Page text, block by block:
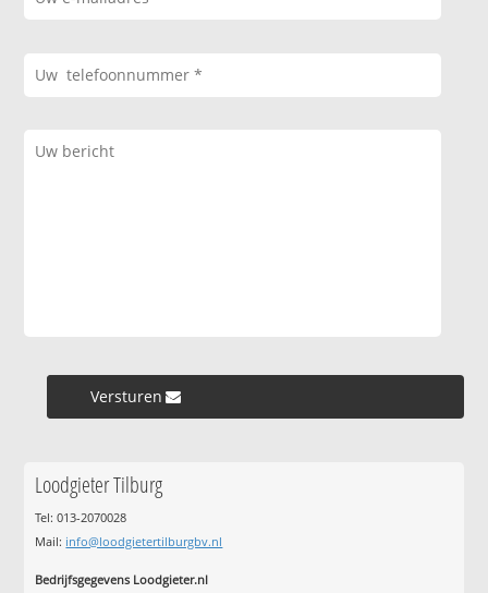
Versturen »
Loodgieter Tilburg
Tel: 013-2070028
Mail: info@loodgietertilburgbv.nl
Bedrijfsgegevens Loodgieter.nl